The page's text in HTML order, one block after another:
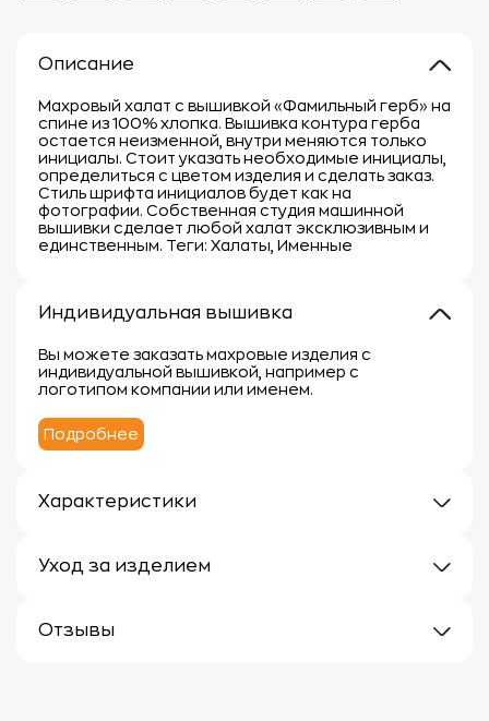
Описание
Махровый халат с вышивкой «Фамильный герб» на
спине из 100% хлопка. Вышивка контура герба
остается неизменной, внутри меняются только
инициалы. Стоит указать необходимые инициалы,
определиться с цветом изделия и сделать заказ.
Стиль шрифта инициалов будет как на
фотографии. Собственная студия машинной
вышивки сделает любой халат эксклюзивным и
единственным. Теги: Халаты, Именные
Индивидуальная вышивка
Вы можете заказать махровые изделия с
индивидуальной вышивкой, например с
логотипом компании или именем.
Подробнее
Характеристики
Материал: 100% хлопок
Уход за изделием
чтобы сохранить их мягкость, впитывающие
Отзывы